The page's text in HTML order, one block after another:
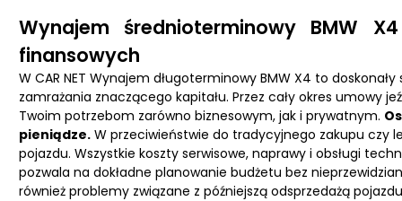
Wynajem średnioterminowy BMW
finansowych
W CAR NET Wynajem długoterminowy BMW X4 to
zamrażania znaczącego kapitału. Przez cały okres umowy
Twoim potrzebom zarówno biznesowym, jak i prywatnym.
pieniądze. W przeciwieństwie do tradycyjnego zakupu czy
pojazdu. Wszystkie koszty serwisowe, naprawy i obsługi
pozwala na dokładne planowanie budżetu bez
również problemy związane z późniejszą odsprzedażą